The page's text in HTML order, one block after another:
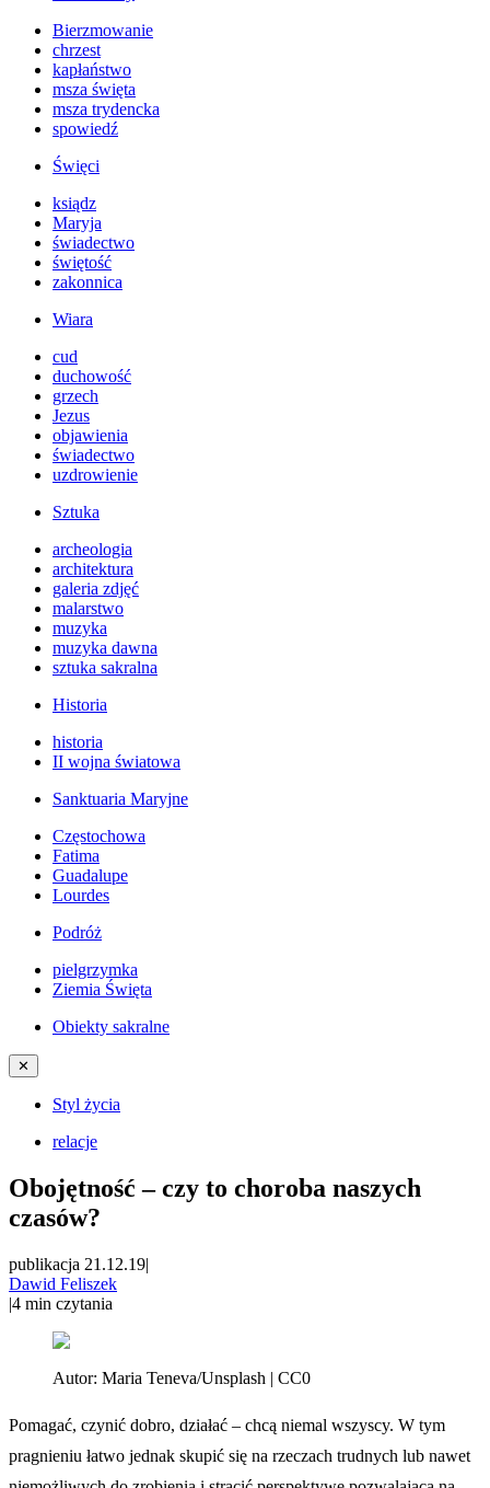
Bierzmowanie
chrzest
kapłaństwo
msza święta
msza trydencka
spowiedź
Święci
ksiądz
Maryja
świadectwo
świętość
zakonnica
Wiara
cud
duchowość
grzech
Jezus
objawienia
świadectwo
uzdrowienie
Sztuka
archeologia
architektura
galeria zdjęć
malarstwo
muzyka
muzyka dawna
sztuka sakralna
Historia
historia
II wojna światowa
Sanktuaria Maryjne
Częstochowa
Fatima
Guadalupe
Lourdes
Podróż
pielgrzymka
Ziemia Święta
Obiekty sakralne
✕
Styl życia
relacje
Obojętność – czy to choroba naszych
czasów?
publikacja 21.12.19|
Dawid Feliszek
|4 min czytania
Autor: Maria Teneva/Unsplash | CC0
Pomagać, czynić dobro, działać – chcą niemal wszyscy. W tym
pragnieniu łatwo jednak skupić się na rzeczach trudnych lub nawet